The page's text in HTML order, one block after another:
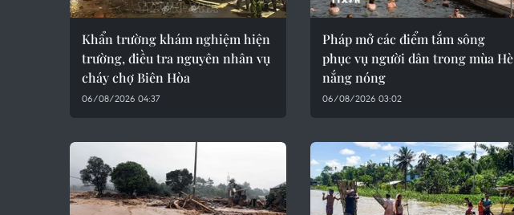
Khẩn trường khám nghiệm hiện
trường, điều tra nguyên nhân vụ
cháy chợ Biên Hòa
06/08/2026 04:37
Pháp mở các điểm tắm sông
phục vụ người dân trong mùa Hè
nắng nóng
06/08/2026 03:02